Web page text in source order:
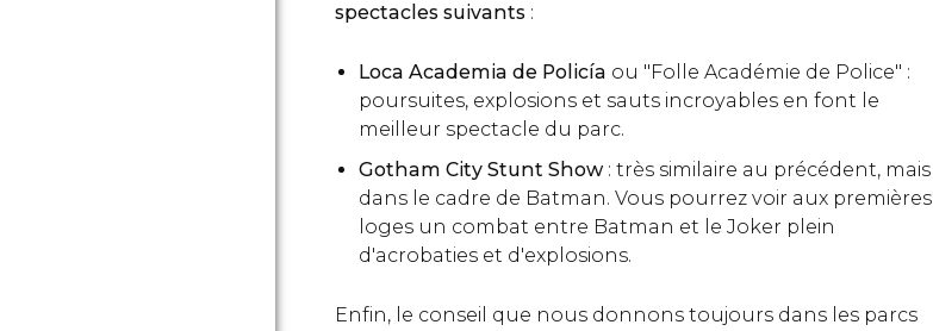
spectacles suivants :
Loca Academia de Policía ou "Folle Académie de Police" :
poursuites, explosions et sauts incroyables en font le
meilleur spectacle du parc.
Gotham City Stunt Show : très similaire au précédent, mais
dans le cadre de Batman. Vous pourrez voir aux premières
loges un combat entre Batman et le Joker plein
d'acrobaties et d'explosions.
Enfin, le conseil que nous donnons toujours dans les parcs